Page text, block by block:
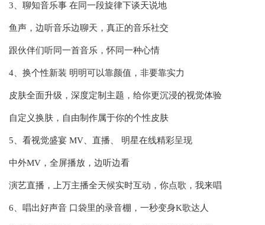
3、聊知音乐事 在同一段旋律下谈天说地
鱼声，边听音乐边聊天，真正的音乐社交
跟伙伴们听同一首音乐，怀同一种心情
4、换个性新装 明明可以靠颜值，非要靠实力
皮肤全面升级，深度定制主题，给你更沉浸的视觉体验
自定义换肤，自由制作属于你的个性皮肤
5、看视觉盛宴 MV、直播、 明星在线精彩呈现
中外MV，全屏播放，边听边看
演艺直播，上万主播全天候实时互动，你点歌，我来唱
6、唱出好声音 口袋里的录音棚，一秒变身K歌达人